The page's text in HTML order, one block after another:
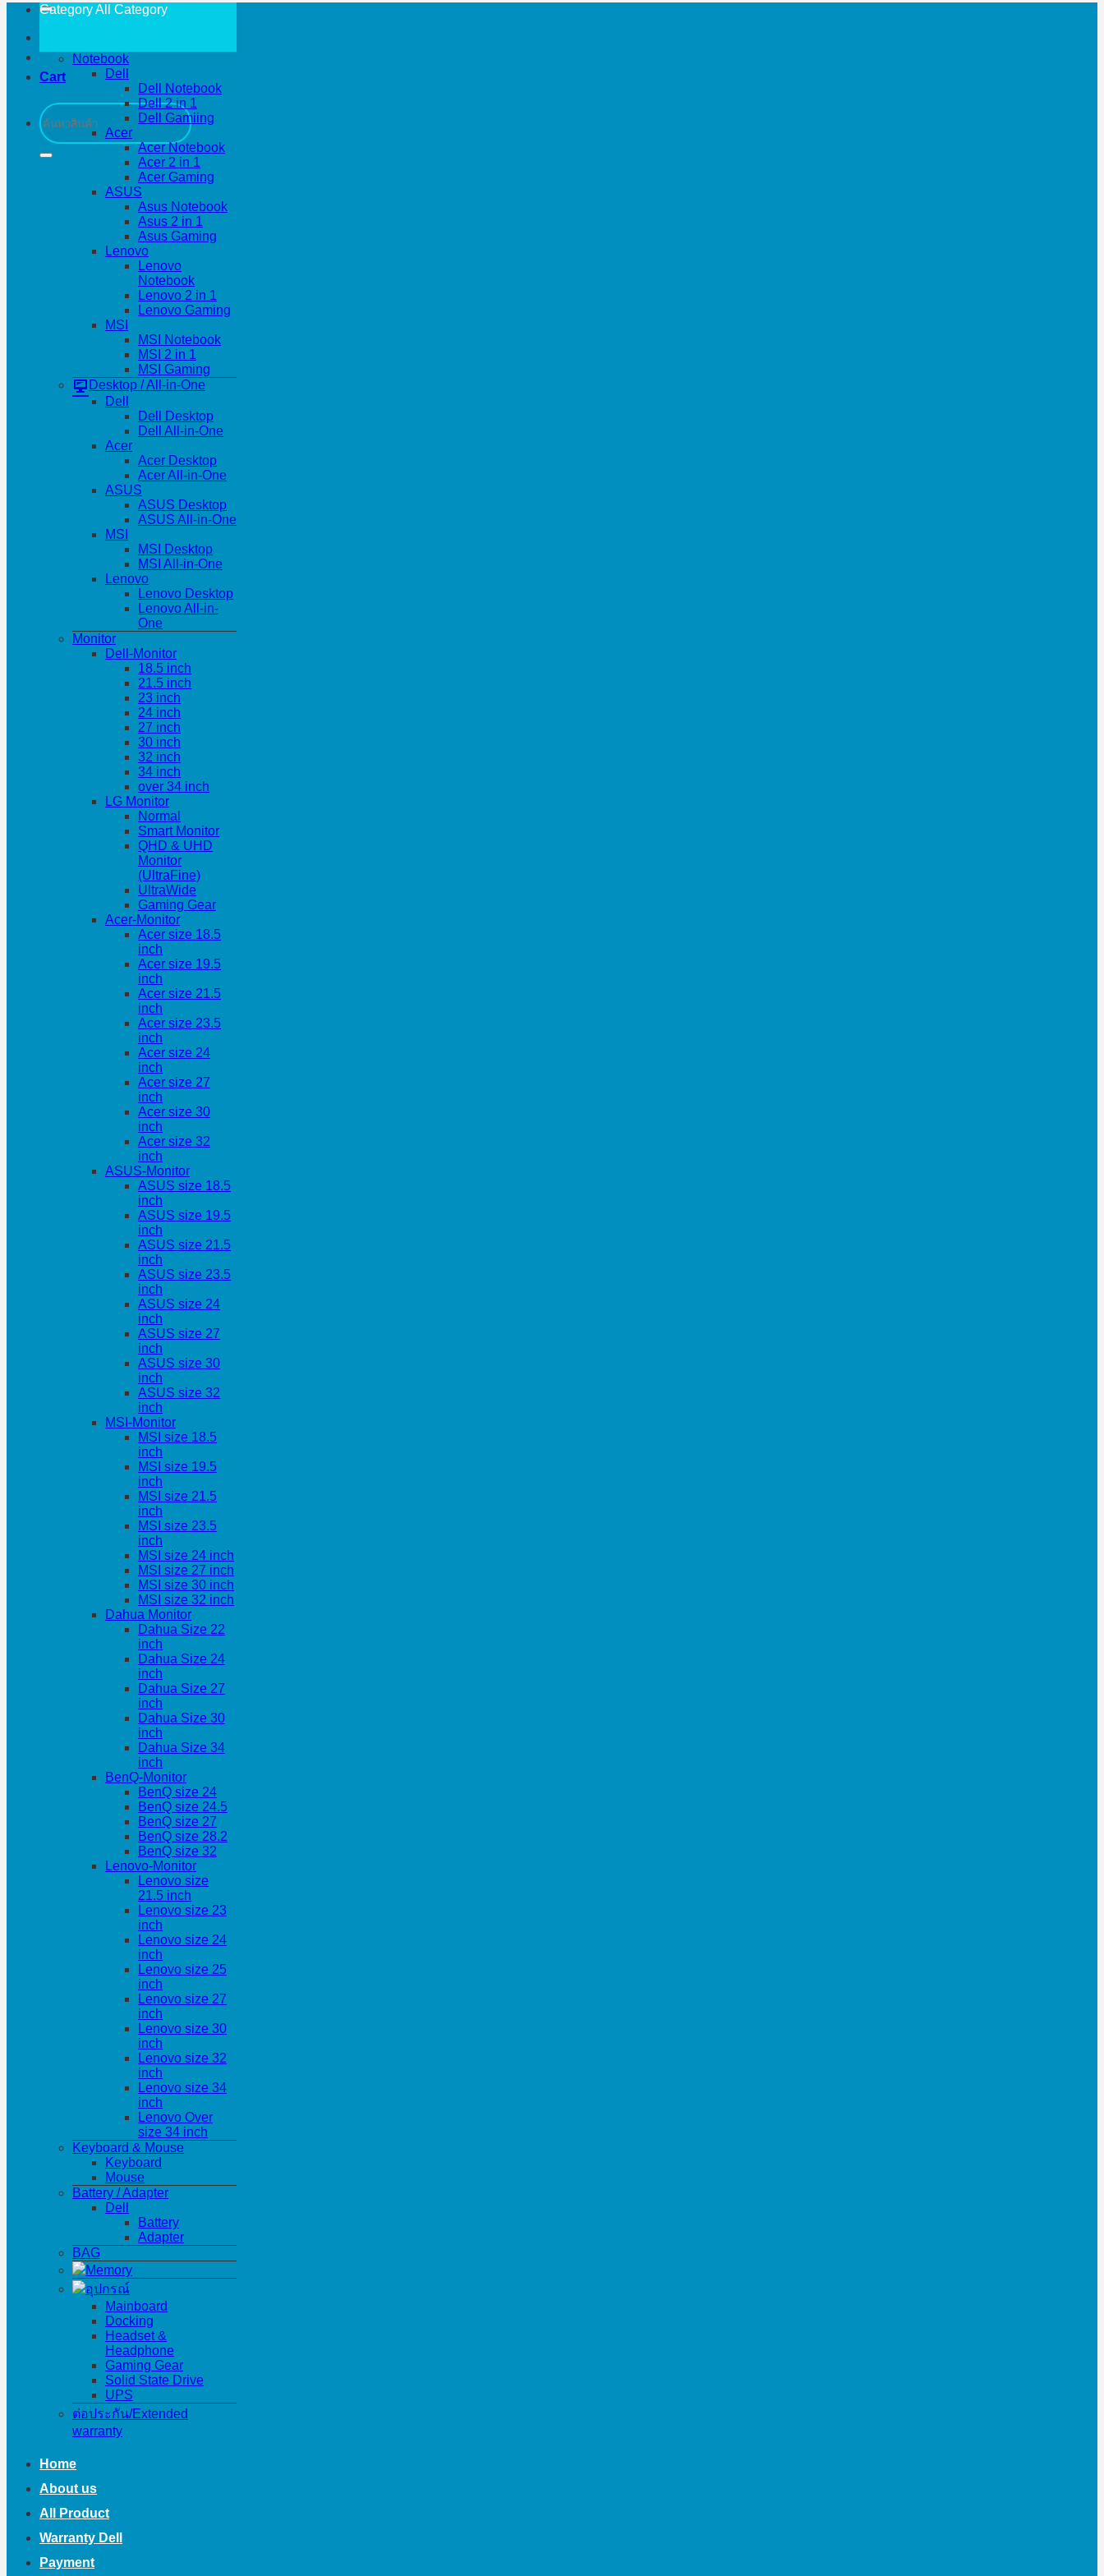
Cart
Search
for:
Category All Category
Notebook
Dell
Dell Notebook
Dell 2 in 1
Dell Gamiing
Acer
Acer Notebook
Acer 2 in 1
Acer Gaming
ASUS
Asus Notebook
Asus 2 in 1
Asus Gaming
Lenovo
Lenovo
Notebook
Lenovo 2 in 1
Lenovo Gaming
MSI
MSI Notebook
MSI 2 in 1
MSI Gaming
Desktop / All-in-One
Dell
Dell Desktop
Dell All-in-One
Acer
Acer Desktop
Acer All-in-One
ASUS
ASUS Desktop
ASUS All-in-One
MSI
MSI Desktop
MSI All-in-One
Lenovo
Lenovo Desktop
Lenovo All-in-
One
Monitor
Dell-Monitor
18.5 inch
21.5 inch
23 inch
24 inch
27 inch
30 inch
32 inch
34 inch
over 34 inch
LG Monitor
Normal
Smart Monitor
QHD & UHD
Monitor
(UltraFine)
UltraWide
Gaming Gear
Acer-Monitor
Acer size 18.5
inch
Acer size 19.5
inch
Acer size 21.5
inch
Acer size 23.5
inch
Acer size 24
inch
Acer size 27
inch
Acer size 30
inch
Acer size 32
inch
ASUS-Monitor
ASUS size 18.5
inch
ASUS size 19.5
inch
ASUS size 21.5
inch
ASUS size 23.5
inch
ASUS size 24
inch
ASUS size 27
inch
ASUS size 30
inch
ASUS size 32
inch
MSI-Monitor
MSI size 18.5
inch
MSI size 19.5
inch
MSI size 21.5
inch
MSI size 23.5
inch
MSI size 24 inch
MSI size 27 inch
MSI size 30 inch
MSI size 32 inch
Dahua Monitor
Dahua Size 22
inch
Dahua Size 24
inch
Dahua Size 27
inch
Dahua Size 30
inch
Dahua Size 34
inch
BenQ-Monitor
BenQ size 24
BenQ size 24.5
BenQ size 27
BenQ size 28.2
BenQ size 32
Lenovo-Monitor
Lenovo size
21.5 inch
Lenovo size 23
inch
Lenovo size 24
inch
Lenovo size 25
inch
Lenovo size 27
inch
Lenovo size 30
inch
Lenovo size 32
inch
Lenovo size 34
inch
Lenovo Over
size 34 inch
Keyboard & Mouse
Keyboard
Mouse
Battery / Adapter
Dell
Battery
Adapter
BAG
Memory
อุปกรณ์
Mainboard
Docking
Headset &
Headphone
Gaming Gear
Solid State Drive
UPS
ต่อประกัน/Extended
warranty
Home
About us
All Product
Warranty Dell
Payment